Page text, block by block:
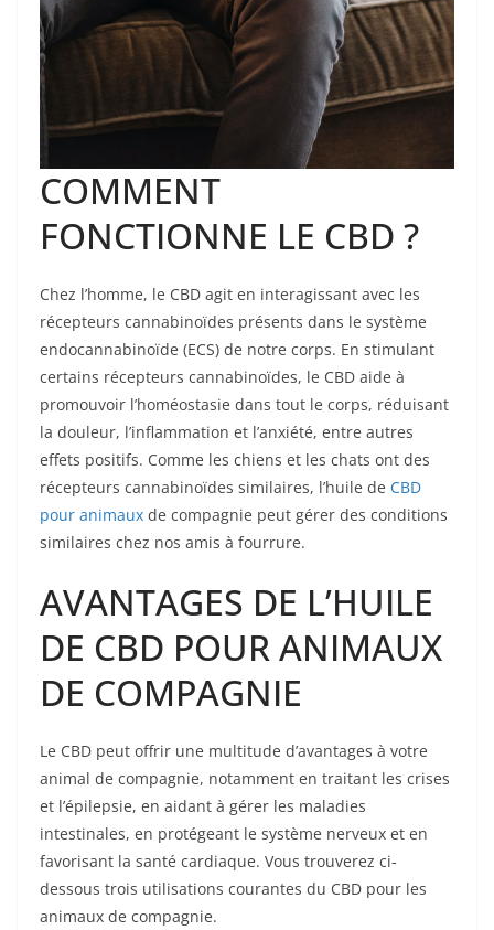
COMMENT
FONCTIONNE LE CBD ?
Chez l’homme, le CBD agit en interagissant avec les
récepteurs cannabinoïdes présents dans le système
endocannabinoïde (ECS) de notre corps. En stimulant
certains récepteurs cannabinoïdes, le CBD aide à
promouvoir l’homéostasie dans tout le corps, réduisant
la douleur, l’inflammation et l’anxiété, entre autres
effets positifs. Comme les chiens et les chats ont des
récepteurs cannabinoïdes similaires, l’huile de CBD
pour animaux de compagnie peut gérer des conditions
similaires chez nos amis à fourrure.
AVANTAGES DE L’HUILE
DE CBD POUR ANIMAUX
DE COMPAGNIE
Le CBD peut offrir une multitude d’avantages à votre
animal de compagnie, notamment en traitant les crises
et l’épilepsie, en aidant à gérer les maladies
intestinales, en protégeant le système nerveux et en
favorisant la santé cardiaque. Vous trouverez ci-
dessous trois utilisations courantes du CBD pour les
animaux de compagnie.